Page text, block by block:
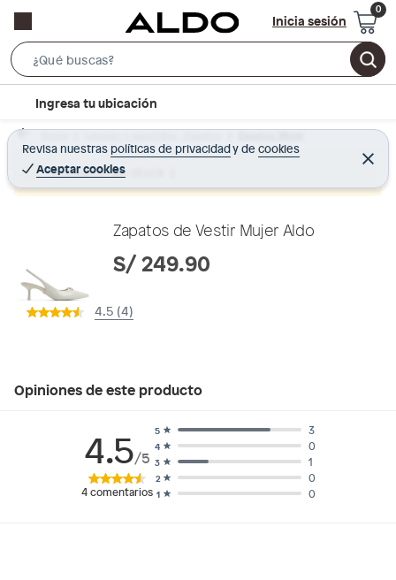
Inicia sesión
e
r
c
B
r
c
t
Ingresa tu ubicación
Revisa nuestras políticas de privacidadyde cookies
Aceptar cookies
C
e
r
Home Calzado y zapatillas - Zapatos Zapatos Mujer
Producto sin stock :(
Zapatos de Vestir Mujer Aldo
S/ 249.90
4.5 (4)
Opiniones de este producto
4.5/5
4 comentarios 1 0
2 0
3 1
4 0
5 3